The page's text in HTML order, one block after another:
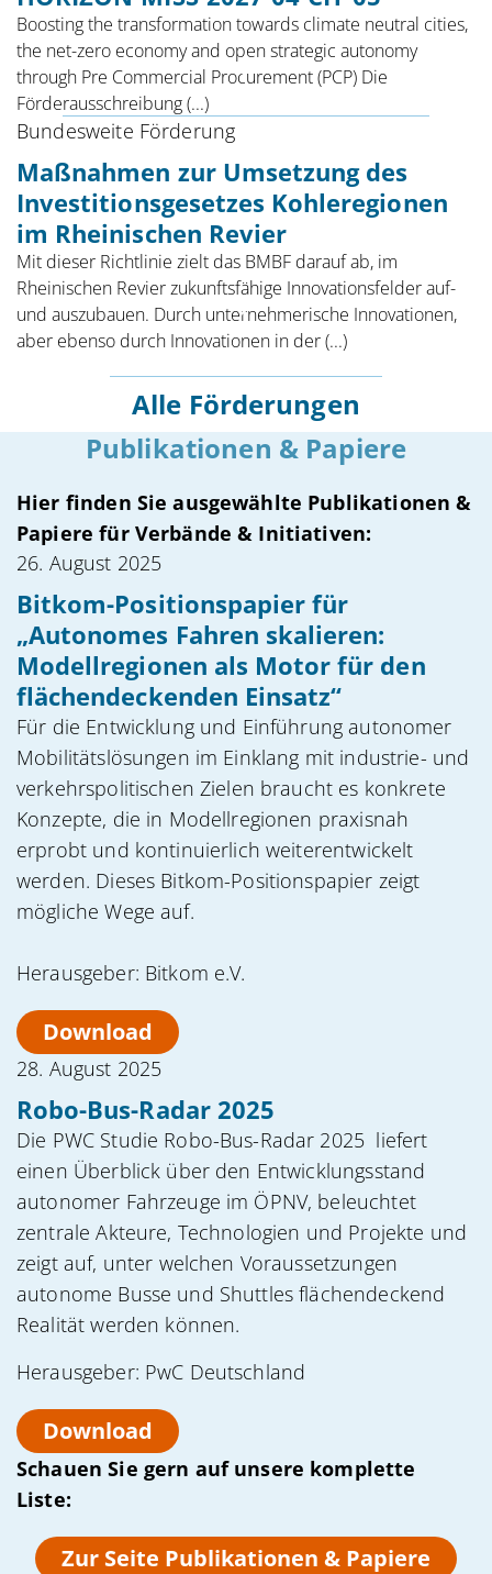
Boosting the transformation towards climate neutral cities,
the net-zero economy and open strategic autonomy
through Pre Commercial Procurement (PCP) Die
Förderausschreibung (...)
Maßnahmen zur Umsetzung des
Investitionsgesetzes Kohleregionen
im Rheinischen Revier
Bundesweite Förderung
Mit dieser Richtlinie zielt das BMBF darauf ab, im
Rheinischen Revier zukunftsfähige Innovationsfelder auf-
und auszubauen. Durch unternehmerische Innovationen,
aber ebenso durch Innovationen in der (...)
Alle Förderungen
Publikationen & Papiere
Hier finden Sie ausgewählte Publikationen &
Papiere für Verbände & Initiativen:
Bitkom-Positionspapier für
„Autonomes Fahren skalieren:
Modellregionen als Motor für den
flächendeckenden Einsatz“
26. August 2025
Für die Entwicklung und Einführung autonomer
Mobilitätslösungen im Einklang mit industrie- und
verkehrspolitischen Zielen braucht es konkrete
Konzepte, die in Modellregionen praxisnah
erprobt und kontinuierlich weiterentwickelt
werden. Dieses Bitkom-Positionspapier zeigt
mögliche Wege auf.
Herausgeber: Bitkom e.V.
Download
Robo-Bus-Radar 2025
28. August 2025
Die PWC Studie Robo-Bus-Radar 2025 liefert
einen Überblick über den Entwicklungsstand
autonomer Fahrzeuge im ÖPNV, beleuchtet
zentrale Akteure, Technologien und Projekte und
zeigt auf, unter welchen Voraussetzungen
autonome Busse und Shuttles flächendeckend
Realität werden können.
Herausgeber: PwC Deutschland
Download
Schauen Sie gern auf unsere komplette
Liste:
Zur Seite Publikationen & Papiere